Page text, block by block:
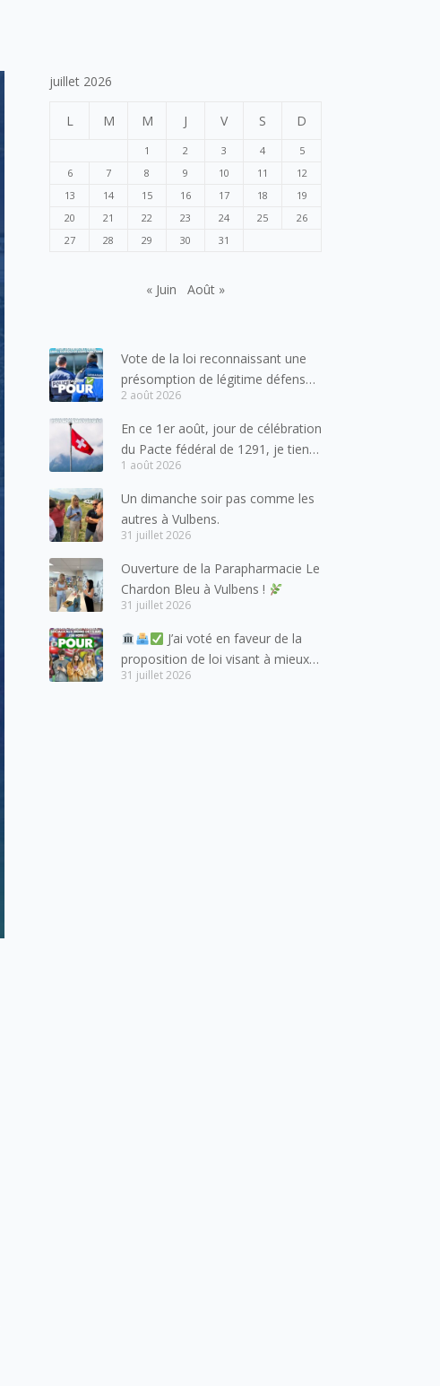
juillet 2026
L M M J V S D
1 2 3 4
5
6
7 8 9 10 11
12
13
14 15 16 17 18
19
20
21 22 23 24 25
26
27
28 29 30 31
« Juin Août »
Vote de la loi reconnaissant une
présomption de légitime défense
pour les forces de l’ordre
2 août 2026
En ce 1er août, jour de célébration
du Pacte fédéral de 1291, je tiens
à adresser mes meilleures
salutations à nos voisins et amis
suisses, et plus particulièrement
aux habitants du bassin genevois
lesquels la Haute-Savoie
entretient des liens étroits et
quotidiens.
1 août 2026
Un dimanche soir pas comme les
autres à Vulbens.
31 juillet 2026
Ouverture de la Parapharmacie Le
Chardon Bleu à Vulbens !
31 juillet 2026
J’ai voté en faveur de la
proposition de loi visant à mieux
protéger les mineurs des risques
31 juillet 2026